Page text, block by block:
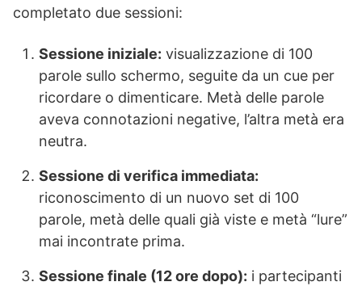
completato due sessioni:
Sessione iniziale: visualizzazione di 100
parole sullo schermo, seguite da un cue per
ricordare o dimenticare. Metà delle parole
aveva connotazioni negative, l’altra metà era
neutra.
Sessione di verifica immediata:
riconoscimento di un nuovo set di 100
parole, metà delle quali già viste e metà “lure”
mai incontrate prima.
Sessione finale (12 ore dopo): i partecipanti